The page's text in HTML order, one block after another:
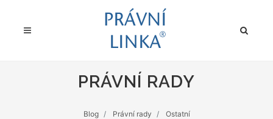
PRÁVNÍ RADY
Blog Právní rady Ostatní